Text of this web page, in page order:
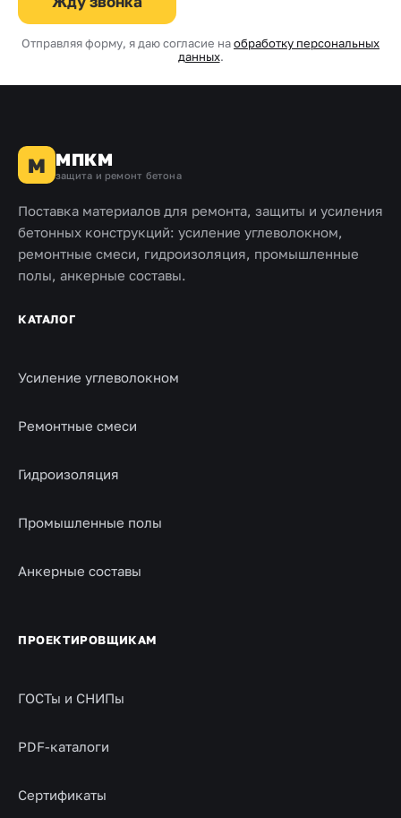
Отправляя форму, я даю согласие наобработку персональных
данных.
М МПКМ
защита и ремонт бетона
Поставка материалов для ремонта, защиты и усиления
бетонных конструкций: усиление углеволокном,
ремонтные смеси, гидроизоляция, промышленные
полы, анкерные составы.
КАТАЛОГ
Усиление углеволокном
Ремонтные смеси
Гидроизоляция
Промышленные полы
Анкерные составы
ПРОЕКТИРОВЩИКАМ
ГОСТы и СНИПы
PDF-каталоги
Сертификаты